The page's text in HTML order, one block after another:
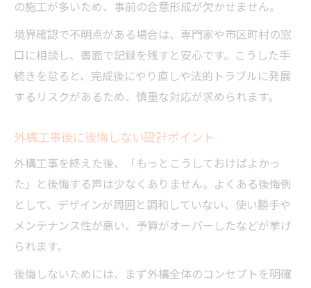
の施工が多いため、事前の合意形成が欠かせません。
境界確認で不明点がある場合は、専門家や市区町村の窓
口に相談し、書面で記録を残すと安心です。こうした手
続きを怠ると、完成後にやり直しや法的トラブルに発展
するリスクがあるため、慎重な対応が求められます。
外構工事後に後悔しない設計ポイント
外構工事を終えた後、「もっとこうしておけばよかっ
た」と後悔する声は少なくありません。よくある後悔例
として、デザインが周囲と調和していない、使い勝手や
メンテナンス性が悪い、予算がオーバーしたなどが挙げ
られます。
後悔しないためには、まず外構全体のコンセプトを明確